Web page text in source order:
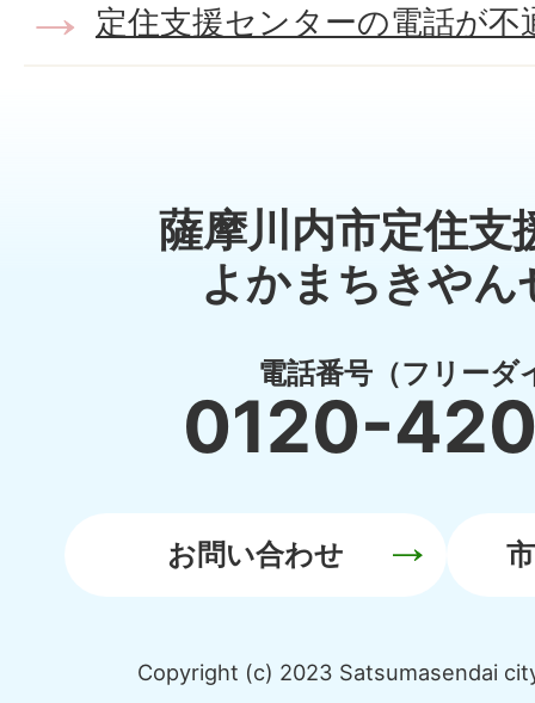
定住支援センターの電話が
薩摩川内市定住支
よかまちきやん
電話番号（フリーダ
0120-
お問い合わせ
Copyright (c) 2023 Satsumasendai